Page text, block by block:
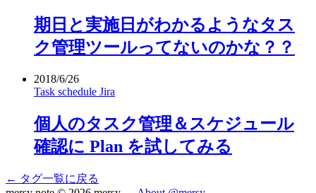
期日と実施日がわかるようなタス
ク管理ツールってないのかな？？
2018/6/26
Task schedule Jira
個人のタスク管理＆スケジュール
確認に Plan を試してみる
← タグ一覧に戻る